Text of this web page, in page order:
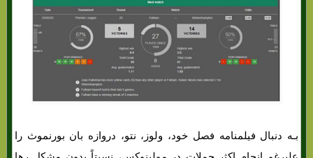
بـه دنبال فیلمنامه فصل خود، ولوز، نتو، دروازه بان بورنموث را